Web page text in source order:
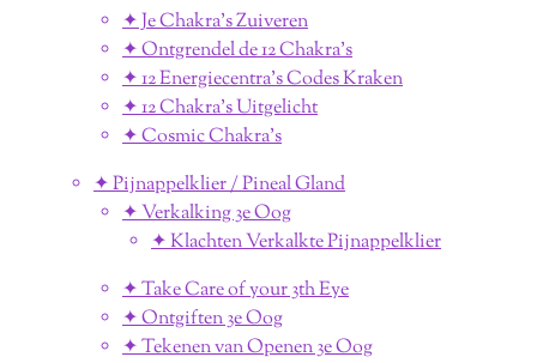
✦ Je Chakra's Zuiveren
✦ Ontgrendel de 12 Chakra's
✦ 12 Energiecentra's Codes Kraken
✦ 12 Chakra's Uitgelicht
✦ Cosmic Chakra's
✦ Pijnappelklier / Pineal Gland
✦ Verkalking 3e Oog
✦ Klachten Verkalkte Pijnappelklier
✦ Take Care of your 3th Eye
✦ Ontgiften 3e Oog
✦ Tekenen van Openen 3e Oog